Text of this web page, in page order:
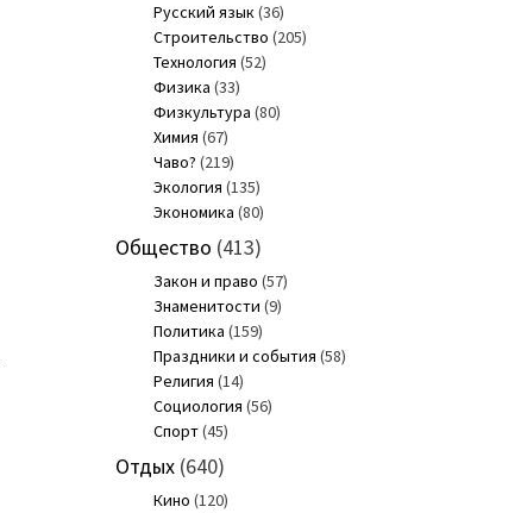
Русский язык(36)
Строительство (205)
Технология (52)
Физика (33)
Физкультура (80)
Химия (67)
Чаво? (219)
Экология (135)
Экономика (80)
Общество (413)
Закон и право (57)
Знаменитости (9)
Политика (159)
Праздники и события (58)
Религия (14)
Социология (56)
Спорт(45)
Отдых(640)
Кино (120)